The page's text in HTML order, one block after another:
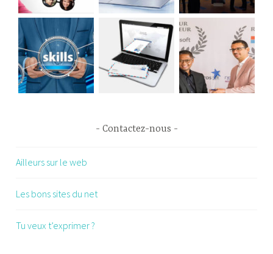
Contactez-nous
Ailleurs sur le web
Les bons sites du net
Tu veux t’exprimer ?